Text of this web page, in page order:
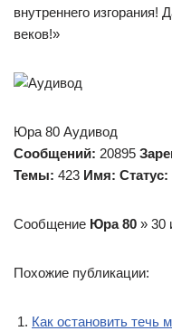
внутреннего изгорания!
веков!»
Юра 80 Аудивод
Сообщений: 20895
Темы: 423 Имя: Статус:
Сообщение Юра 80 » 30
Похожие публикации:
Как остановить течь